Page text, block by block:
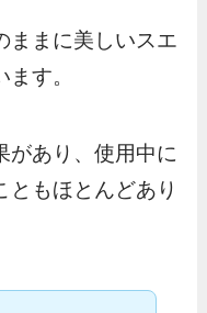
ままに美しいスエ
す。
があり、使用中に
ともほとんどあり